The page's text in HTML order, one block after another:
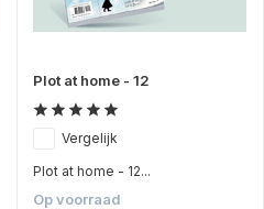
Plot at home - 12
Vergelijk
Plot at home - 12...
Op voorraad